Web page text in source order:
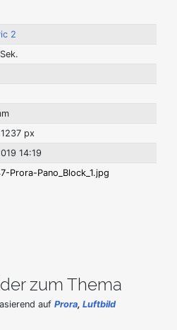
2
px
14:19
Prora-Pano_Block_1.jpg
zum Thema
auf Prora, Luftbild